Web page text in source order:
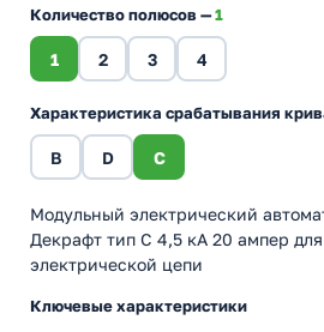
Количество полюсов —1
1 2 3 4
Характеристика срабатывания
B D C
Модульный электрический
Декрафт тип С 4,5 кА 20 ампер
электрической цепи
Ключевые характеристики